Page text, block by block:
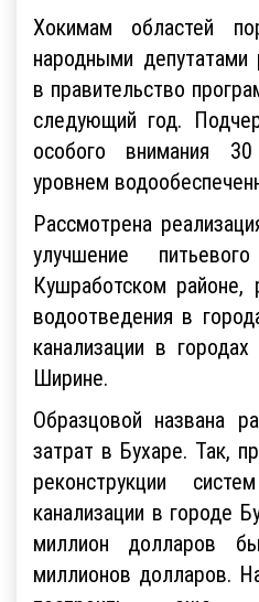
Хокимам областей
народными депутатами
в правительство
следующий год.
особого внимания
уровнем
Рассмотрена
улучшение
Кушработском районе,
водоотведения в
канализации в
Ширине.
Образцовой названа
затрат в Бухаре. Так,
реконструкции
канализации в городе
миллион долларов
миллионов долларов.